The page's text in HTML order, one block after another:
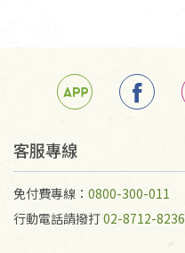
客服專線
免付費專線： 0800-300-011
行動電話請撥打02-8712-8236